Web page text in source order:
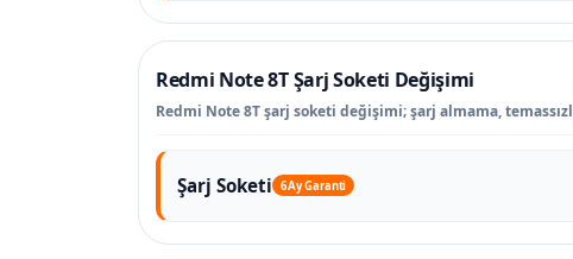
Redmi Note 8T Şarj Soketi Değişimi
Redmi Note 8T şarj soketi değişimi; şarj almama,
Şarj Soketi 6 Ay Garanti